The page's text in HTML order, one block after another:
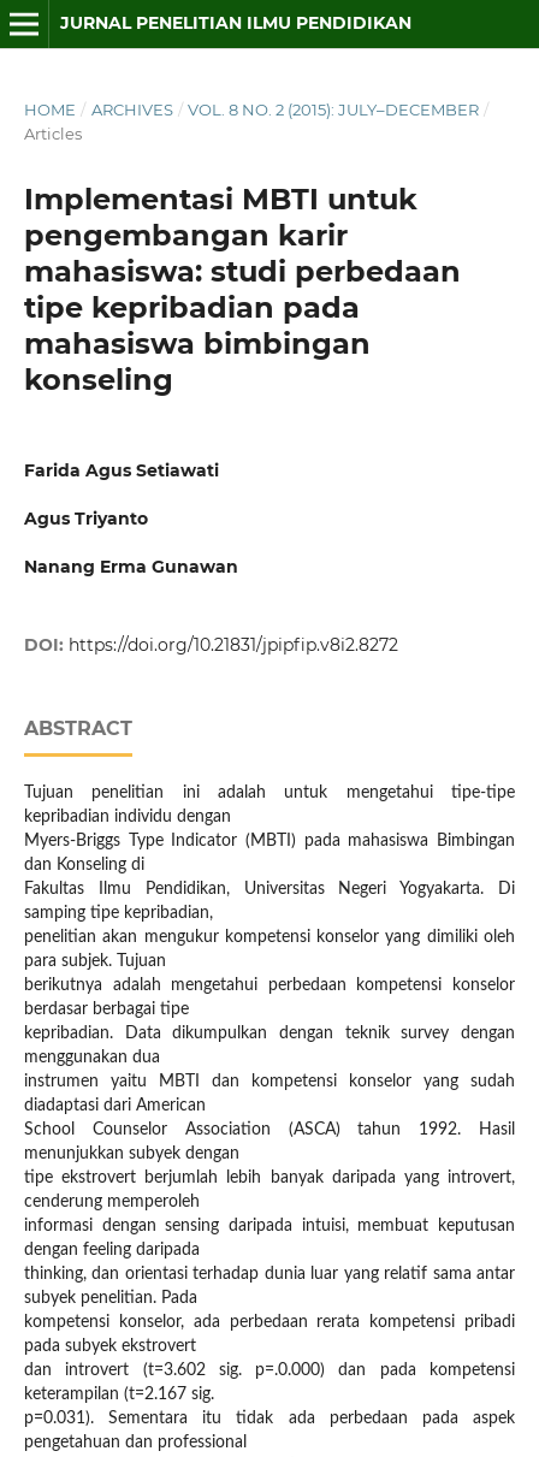
JURNAL PENELITIAN ILMU PENDIDIKAN
HOME / ARCHIVES / VOL. 8 NO. 2 (2015): JULY–DECEMBER /
Articles
Implementasi MBTI untuk
pengembangan karir
mahasiswa: studi perbedaan
tipe kepribadian pada
mahasiswa bimbingan
konseling
Farida Agus Setiawati
Agus Triyanto
Nanang Erma Gunawan
DOI: https://doi.org/10.21831/jpipfip.v8i2.8272
ABSTRACT
Tujuan penelitian ini adalah untuk mengetahui tipe-tipe
kepribadian individu dengan
Myers-Briggs Type Indicator (MBTI) pada mahasiswa Bimbingan
dan Konseling di
Fakultas Ilmu Pendidikan, Universitas Negeri Yogyakarta. Di
samping tipe kepribadian,
penelitian akan mengukur kompetensi konselor yang dimiliki oleh
para subjek. Tujuan
berikutnya adalah mengetahui perbedaan kompetensi konselor
berdasar berbagai tipe
kepribadian. Data dikumpulkan dengan teknik survey dengan
menggunakan dua
instrumen yaitu MBTI dan kompetensi konselor yang sudah
diadaptasi dari American
School Counselor Association (ASCA) tahun 1992. Hasil
menunjukkan subyek dengan
tipe ekstrovert berjumlah lebih banyak daripada yang introvert,
cenderung memperoleh
informasi dengan sensing daripada intuisi, membuat keputusan
dengan feeling daripada
thinking, dan orientasi terhadap dunia luar yang relatif sama antar
subyek penelitian. Pada
kompetensi konselor, ada perbedaan rerata kompetensi pribadi
pada subyek ekstrovert
dan introvert (t=3.602 sig. p=.0.000) dan pada kompetensi
keterampilan (t=2.167 sig.
p=0.031). Sementara itu tidak ada perbedaan pada aspek
pengetahuan dan professional